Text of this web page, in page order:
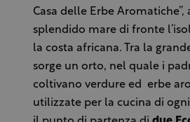
Casa delle Erbe Aromatiche”,
splendido mare di fronte
la costa africana. Tra la
sorge un orto, nel quale i
coltivano verdure ed erbe
utilizzate per la cucina di